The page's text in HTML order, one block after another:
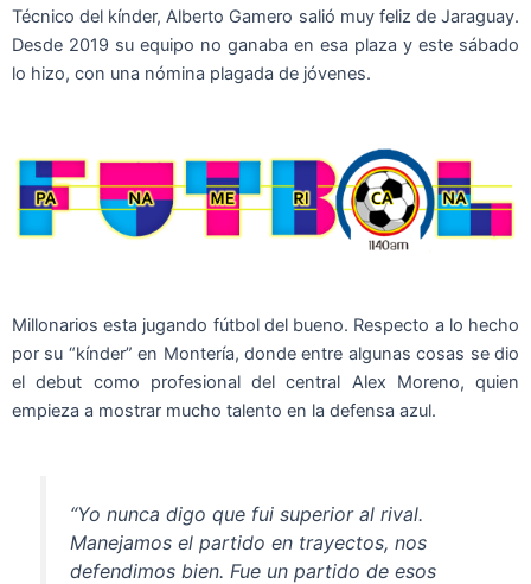
Técnico del kínder, Alberto Gamero salió muy feliz de Jaraguay.
Desde 2019 su equipo no ganaba en esa plaza y este sábado
lo hizo, con una nómina plagada de jóvenes.
Millonarios esta jugando fútbol del bueno. Respecto a lo hecho
por su “kínder” en Montería, donde entre algunas cosas se dio
el debut como profesional del central Alex Moreno, quien
empieza a mostrar mucho talento en la defensa azul.
“Yo nunca digo que fui superior al rival.
Manejamos el partido en trayectos, nos
defendimos bien. Fue un partido de esos